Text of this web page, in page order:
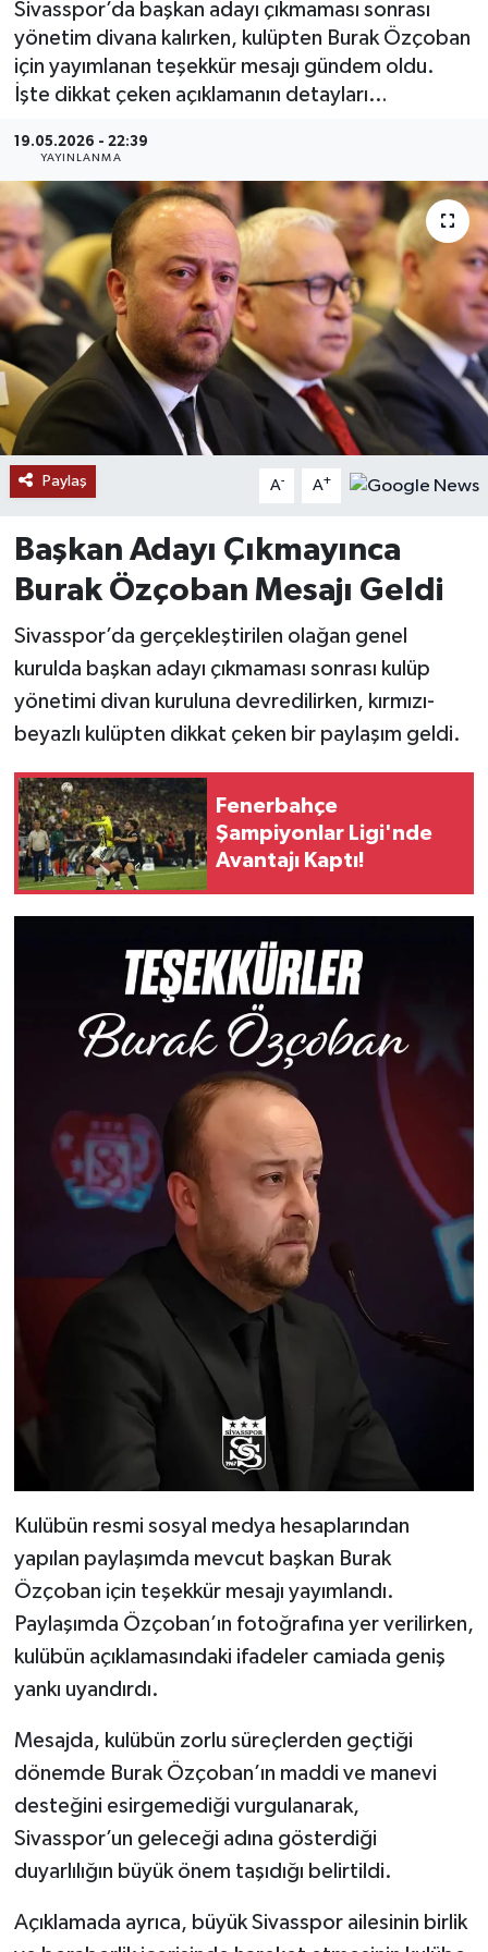
Sivasspor’da başkan adayı çıkmaması sonrası
yönetim divana kalırken, kulüpten Burak Özçoban
için yayımlanan teşekkür mesajı gündem oldu.
İşte dikkat çeken açıklamanın detayları…
19.05.2026 - 22:39
YAYINLANMA
Paylaş A- A+
Başkan Adayı Çıkmayınca
Burak Özçoban Mesajı Geldi
Sivasspor’da gerçekleştirilen olağan genel
kurulda başkan adayı çıkmaması sonrası kulüp
yönetimi divan kuruluna devredilirken, kırmızı-
beyazlı kulüpten dikkat çeken bir paylaşım geldi.
Fenerbahçe
Şampiyonlar Ligi'nde
Avantajı Kaptı!
Kulübün resmi sosyal medya hesaplarından
yapılan paylaşımda mevcut başkan Burak
Özçoban için teşekkür mesajı yayımlandı.
Paylaşımda Özçoban’ın fotoğrafına yer verilirken,
kulübün açıklamasındaki ifadeler camiada geniş
yankı uyandırdı.
Mesajda, kulübün zorlu süreçlerden geçtiği
dönemde Burak Özçoban’ın maddi ve manevi
desteğini esirgemediği vurgulanarak,
Sivasspor’un geleceği adına gösterdiği
duyarlılığın büyük önem taşıdığı belirtildi.
Açıklamada ayrıca, büyük Sivasspor ailesinin birlik
MAGAZİN
ÖZEL HABER
RESMİ İLANLAR
SAĞLIK
SİYASET
SOSYAL YARDIMLAR
SPONSORLU YAZI
SPOR
TEKNOLOJİ
YAŞAM